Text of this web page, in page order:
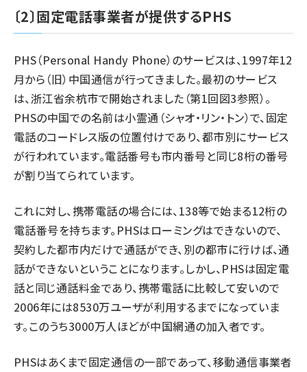
〔2〕固定電話事業者が提供するPHS
PHS（Personal Handy Phone）のサービスは、1997年12
月から（旧）中国通信が行ってきました。最初のサービス
は、浙江省余杭市で開始されました（第1回図3参照）。
PHSの中国での名前は小霊通（シャオ・リン・トン）で、固定
電話のコードレス版の位置付けであり、都市別にサービス
が行われています。電話番号も市内番号と同じ8桁の番号
が割り当てられています。
これに対し、携帯電話の場合には、138等で始まる12桁の
電話番号を持ちます。PHSはローミングはできないので、
契約した都市内だけで通話ができ、別の都市に行けば、通
話ができないということになります。しかし、PHSは固定電
話と同じ通話料金であり、携帯電話に比較して安いので
2006年には8530万ユーザが利用するまでになっていま
す。このうち3000万人ほどが中国網通の加入者です。
PHSはあくまで固定通信の一部であって、移動通信事業者